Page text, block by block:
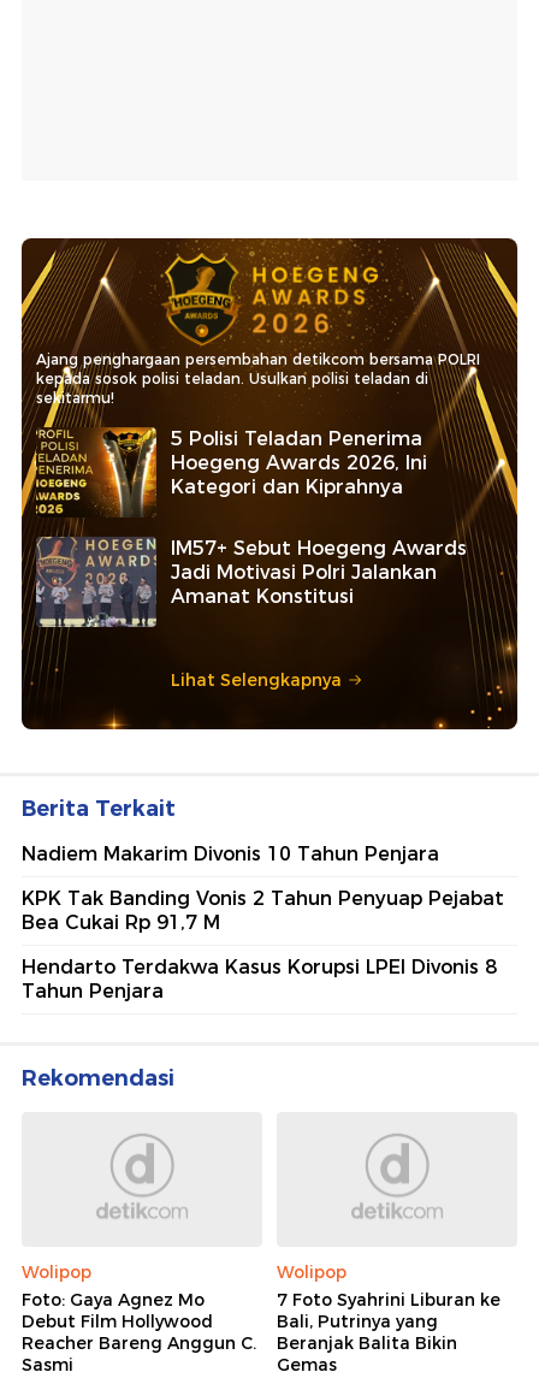
Ajang penghargaan persembahan detikcom bersama POLRI
kepada sosok polisi teladan. Usulkan polisi teladan di
sekitarmu!
5 Polisi Teladan Penerima
Hoegeng Awards 2026, Ini
Kategori dan Kiprahnya
IM57+ Sebut Hoegeng Awards
Jadi Motivasi Polri Jalankan
Amanat Konstitusi
Lihat Selengkapnya
Berita Terkait
Nadiem Makarim Divonis 10 Tahun Penjara
KPK Tak Banding Vonis 2 Tahun Penyuap Pejabat
Bea Cukai Rp 91,7 M
Hendarto Terdakwa Kasus Korupsi LPEI Divonis 8
Tahun Penjara
Rekomendasi
Wolipop
Foto: Gaya Agnez Mo
Debut Film Hollywood
Reacher Bareng Anggun C.
Sasmi
Wolipop
7 Foto Syahrini Liburan ke
Bali, Putrinya yang
Beranjak Balita Bikin
Gemas